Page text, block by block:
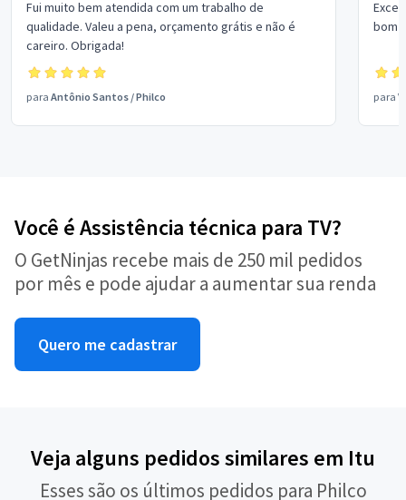
Fui muito bem atendida com um trabalho de
qualidade. Valeu a pena, orçamento grátis e não é
careiro. Obrigada!
para Antônio Santos /Philco
bom
para
Você é Assistência técnica para TV?
O GetNinjas recebe mais de 250 mil pedidos
por mês e pode ajudar a aumentar sua renda
Quero me cadastrar
Veja alguns pedidos similares em Itu
Esses são os últimos pedidos para Philco